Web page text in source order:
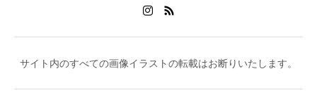
サイト内のすべての画像イラストの転載はお断りいたします。